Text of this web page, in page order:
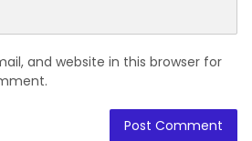
and website in this browser for